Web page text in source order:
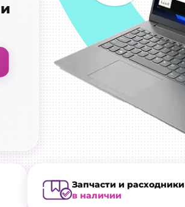
Запчасти и расходники
в наличии